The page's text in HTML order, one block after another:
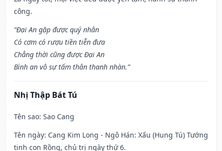
công.
“Đại An gặp được quý nhân
Có cơm có rượu tiền tiễn đưa
Chẳng thời cũng được Đại An
Bình an vô sự tấm thân thanh nhàn.”
Nhị Thập Bát Tú
Tên sao: Sao Cang
Tên ngày: Cang Kim Long - Ngô Hán: Xấu (Hung Tú) Tướng
tinh con Rồng, chủ trị ngày thứ 6.